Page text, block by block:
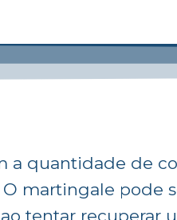
a quantidade de
martingale pode
tentar recuperar